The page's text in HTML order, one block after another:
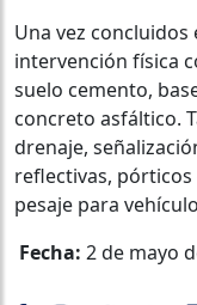
Una vez
intervención física
suelo cemento,
concreto asfáltico.
drenaje,
reflectivas, pórticos
pesaje para
Fecha: 2 de mayo